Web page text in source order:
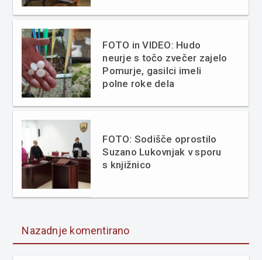
FOTO in VIDEO: Hudo
neurje s točo zvečer zajelo
Pomurje, gasilci imeli
polne roke dela
FOTO: Sodišče oprostilo
Suzano Lukovnjak v sporu
s knjižnico
Nazadnje komentirano